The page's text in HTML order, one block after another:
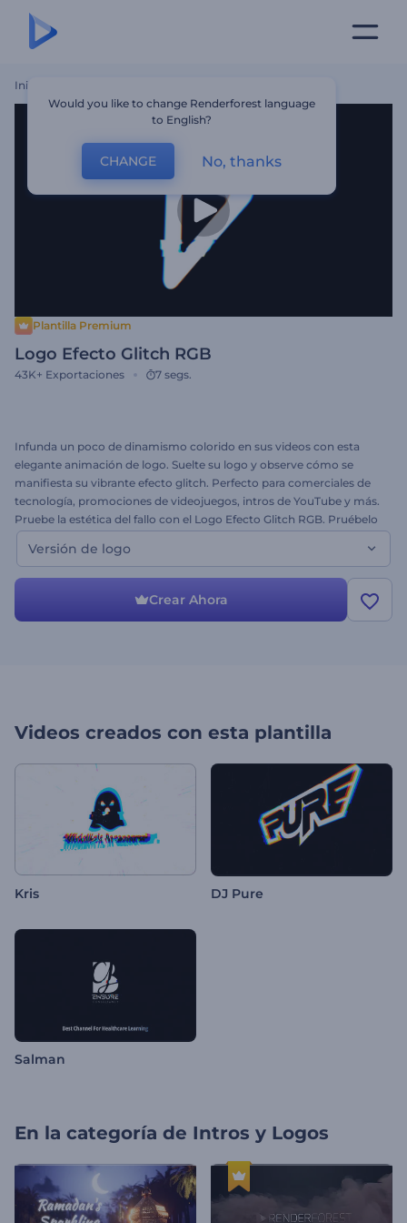
Inicio
Plantilla Premium
Logo Efecto Glitch RGB
43K+ Exportaciones 7 segs.
Infunda un poco de dinamismo colorido en sus videos con esta
elegante animación de logo. Suelte su logo y observe cómo se
manifiesta su vibrante efecto glitch. Perfecto para comerciales de
tecnología, promociones de videojuegos, intros de YouTube y más.
Pruebe la estética del fallo con el Logo Efecto Glitch RGB. Pruébelo
hoy mismo.
Versión de logo
Crear Ahora
Videos creados con esta plantilla
Kris DJ Pure
Salman
En la categoría de Intros y Logos
Would you like to change Renderforest language
to English?
CHANGE No, thanks